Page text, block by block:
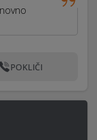
POKLIČI